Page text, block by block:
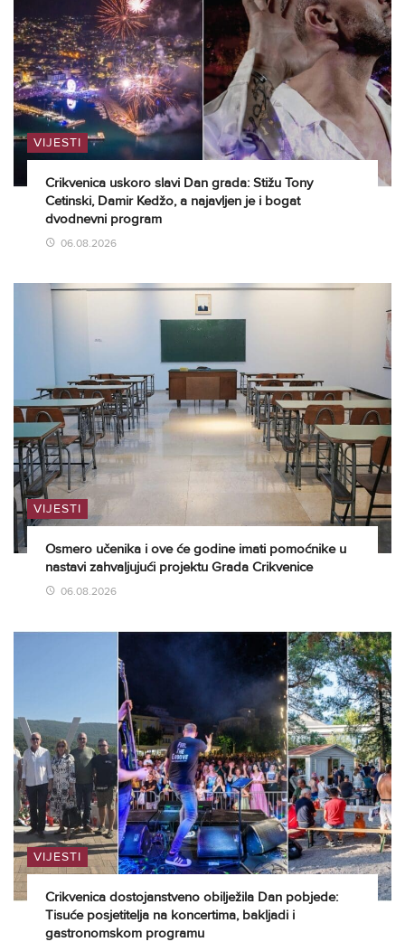
VIJESTI
Crikvenica uskoro slavi Dan grada: Stižu Tony
Cetinski, Damir Kedžo, a najavljen je i bogat
dvodnevni program
06.08.2026
VIJESTI
Osmero učenika i ove će godine imati pomoćnike u
nastavi zahvaljujući projektu Grada Crikvenice
06.08.2026
VIJESTI
Crikvenica dostojanstveno obilježila Dan pobjede:
Tisuće posjetitelja na koncertima, bakljadi i
gastronomskom programu